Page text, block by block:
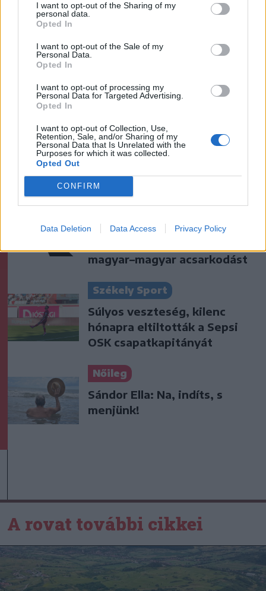
I want to opt-out of the Sharing of my
personal data.
Opted In
I want to opt-out of the Sale of my
Personal Data.
Opted In
I want to opt-out of processing my
Personal Data for Targeted Advertising.
Opted In
I want to opt-out of Collection, Use,
Retention, Sale, and/or Sharing of my
Personal Data that Is Unrelated with the
Purposes for which it was collected.
Opted Out
CONFIRM
Data Deletion Data Access Privacy Policy
Marosból – frissítve
Székelyhon
Székelykeresztúri üzleteknél
hatóságok
Székely Sport
Nagy pofonba szaladt belé a
Kolozsvári CFR, kikapott a
Győr és a Loki is
Krónika
A Majka-ügy csak a jéghegy
magyar–magyar acsarkodást
Székely Sport
Súlyos veszteség, kilenc
hónapra eltiltották a Sepsi
OSK csapatkapitányát
Nőileg
Sándor Ella: Na, indíts, s
menjünk!
A rovat további cikkei